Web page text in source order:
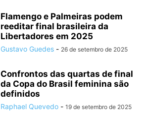
Flamengo e Palmeiras podem
reeditar final brasileira da
Libertadores em 2025
Gustavo Guedes - 26 de setembro de 2025
Confrontos das quartas de final
da Copa do Brasil feminina são
definidos
Raphael Quevedo - 19 de setembro de 2025